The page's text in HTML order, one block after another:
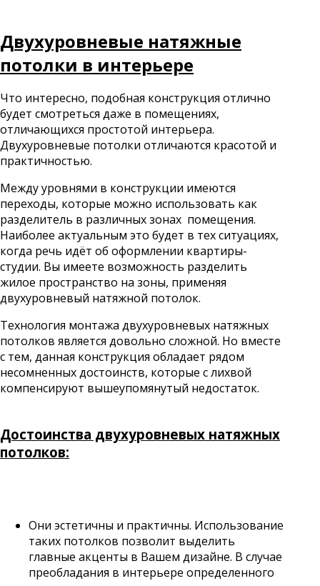
Двухуровневые натяжные
потолки в интерьере
Что интересно, подобная конструкция отлично
будет смотреться даже в помещениях,
отличающихся простотой интерьера.
Двухуровневые потолки отличаются красотой и
практичностью.
Между уровнями в конструкции имеются
переходы, которые можно использовать как
разделитель в различных зонах помещения.
Наиболее актуальным это будет в тех ситуациях,
когда речь идёт об оформлении квартиры-
студии. Вы имеете возможность разделить
жилое пространство на зоны, применяя
двухуровневый натяжной потолок.
Технология монтажа двухуровневых натяжных
потолков является довольно сложной. Но вместе
с тем, данная конструкция обладает рядом
несомненных достоинств, которые с лихвой
компенсируют вышеупомянутый недостаток.
Достоинства двухуровневых натяжных
потолков:
Они эстетичны и практичны. Использование
таких потолков позволит выделить
главные акценты в Вашем дизайне. В случае
преобладания в интерьере определенного